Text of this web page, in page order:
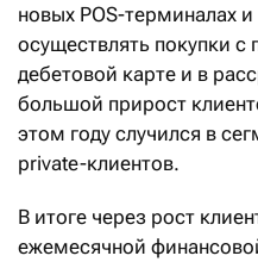
новых POS-терминалах
осуществлять покупки
дебетовой карте и в
большой прирост
этом году случился в
private-клиентов.
В итоге через рост
ежемесячной